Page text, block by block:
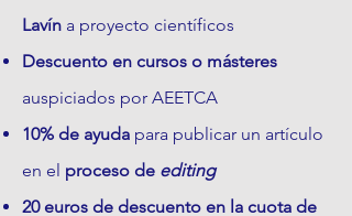
Lavín a proyecto científicos
Descuento en cursos o másteres
auspiciados por AEETCA
10% de ayuda para publicar un artículo
en el proceso de editing
20 euros de descuento en la cuota de